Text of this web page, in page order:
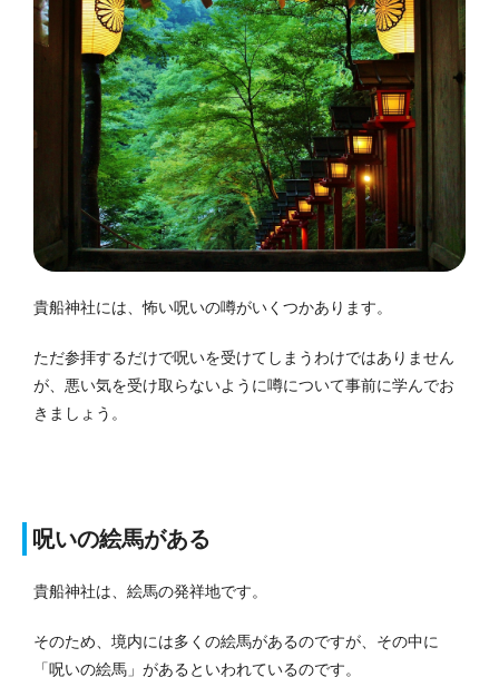
貴船神社には、怖い呪いの噂がいくつかあります。
ただ参拝するだけで呪いを受けてしまうわけではありません
が、悪い気を受け取らないように噂について事前に学んでお
きましょう。
呪いの絵馬がある
貴船神社は、絵馬の発祥地です。
そのため、境内には多くの絵馬があるのですが、その中に
「呪いの絵馬」があるといわれているのです。